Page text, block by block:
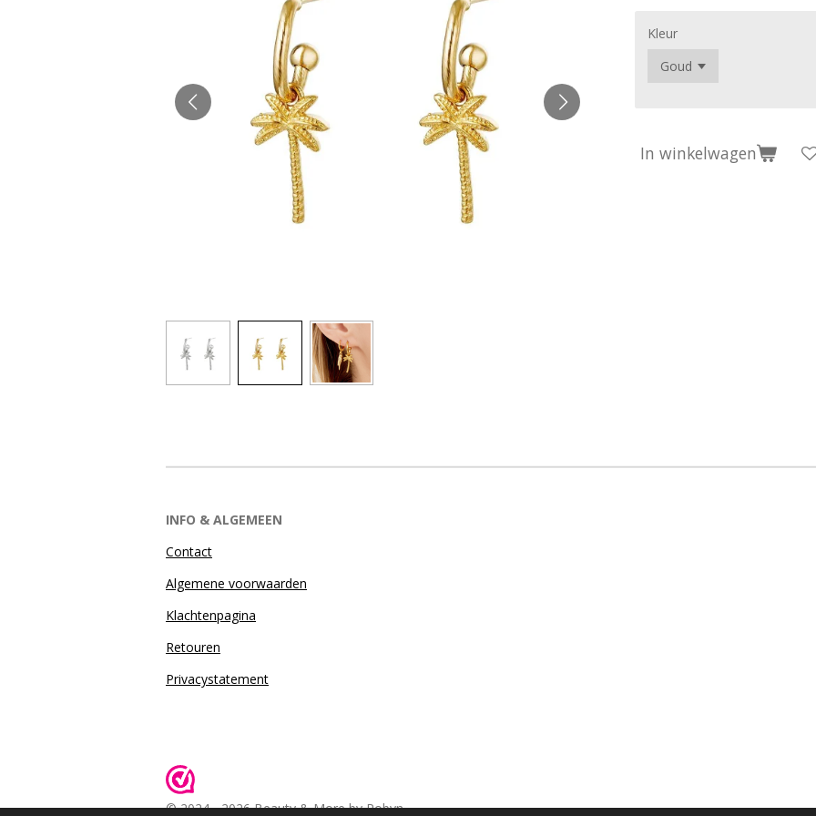
Kleur
In winkelwagen
INFO & ALGEMEEN
Contact
Algemene voorwaarden
Klachtenpagina
Retouren
Privacystatement
© 2024 - 2026 Beauty & More by Robyn